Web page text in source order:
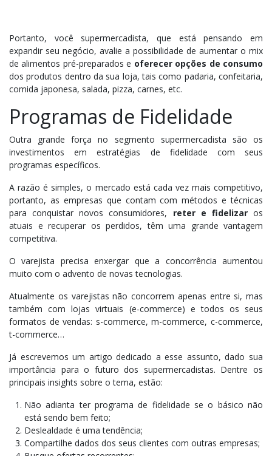
Portanto, você supermercadista, que está pensando em
expandir seu negócio, avalie a possibilidade de aumentar o mix
de alimentos pré-preparados e oferecer opções de consumo
dos produtos dentro da sua loja, tais como padaria, confeitaria,
comida japonesa, salada, pizza, carnes, etc.
Programas de Fidelidade
Outra grande força no segmento supermercadista são os
investimentos em estratégias de fidelidade com seus
programas específicos.
A razão é simples, o mercado está cada vez mais competitivo,
portanto, as empresas que contam com métodos e técnicas
para conquistar novos consumidores, reter e fidelizaros
atuais e recuperar os perdidos, têm uma grande vantagem
competitiva.
O varejista precisa enxergar que a concorrência aumentou
muito com o advento de novas tecnologias.
Atualmente os varejistas não concorrem apenas entre si, mas
também com lojas virtuais (e-commerce) e todos os seus
formatos de vendas: s-commerce, m-commerce, c-commerce,
t-commerce…
Já escrevemos um artigo dedicado a esse assunto, dado sua
importância para o futuro dos supermercadistas. Dentre os
principais insights sobre o tema, estão:
Não adianta ter programa de fidelidade se o básico não
está sendo bem feito;
Deslealdade é uma tendência;
Compartilhe dados dos seus clientes com outras empresas;